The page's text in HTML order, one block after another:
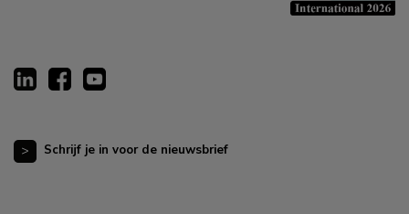
Schrijf je in voor de nieuwsbrief